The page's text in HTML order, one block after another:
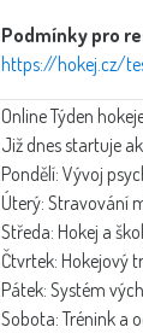
Podmínky pro
https://hokej.cz/
Online Týden
Již dnes startuje
Pondělí: Vývoj
Úterý: Stravování
Středa: Hokej a
Čtvrtek: Hokejový
Pátek: Systém
Sobota: Trénink a